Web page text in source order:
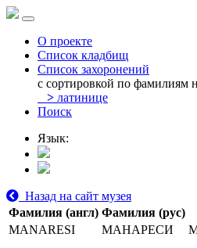
О проекте
Список кладбищ
Список захоронений
с сортировкой по фамилиям
> латинице
Поиск
Язык:
Назад на сайт музея
Фамилия (англ) Фамилия (рус)
MANARESI
МАНАРЕСИ